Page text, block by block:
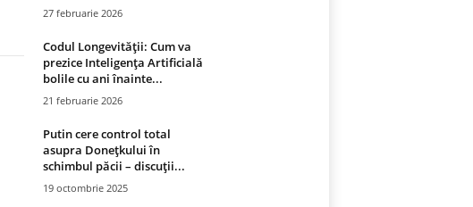
27 februarie 2026
Codul Longevității: Cum va
prezice Inteligența Artificială
bolile cu ani înainte...
21 februarie 2026
Putin cere control total
asupra Donețkului în
schimbul păcii – discuții...
19 octombrie 2025